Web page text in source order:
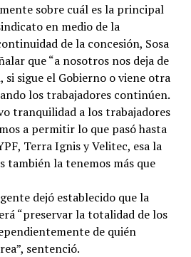
sobre cuál es la principal
en medio de la
de la concesión, Sosa
que “a nosotros nos deja de
si sigue el Gobierno o viene otra
los trabajadores continúen.
tranquilidad a los trabajadores
a permitir lo que pasó hasta
Terra Ignis y Velitec, esa la
también la tenemos más que
dejó establecido que la
“preservar la totalidad de los
de quién
sentenció.